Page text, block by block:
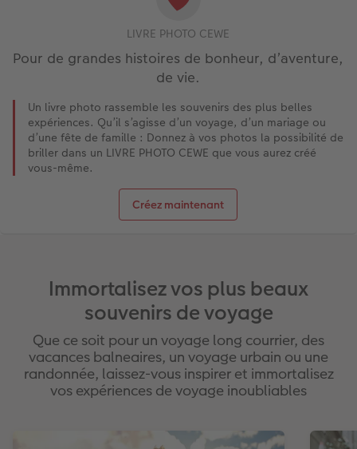
LIVRE PHOTO CEWE
Pour de grandes histoires de bonheur, d’aventure,
de vie.
Un livre photo rassemble les souvenirs des plus belles
expériences. Qu’il s’agisse d’un voyage, d’un mariage ou
d’une fête de famille : Donnez à vos photos la possibilité de
briller dans un LIVRE PHOTO CEWE que vous aurez créé
vous-même.
Créez maintenant
Immortalisez vos plus beaux
souvenirs de voyage
Que ce soit pour un voyage long courrier, des
vacances balneaires, un voyage urbain ou une
randonnée, laissez-vous inspirer et immortalisez
vos expériences de voyage inoubliables